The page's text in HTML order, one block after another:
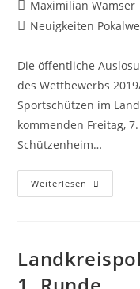
Beitrags-
Autor:
Maximilian Wamser
Beitrags-
Neuigkeiten
Die öffentliche
des Wettbewerbs
Sportschützen im
kommenden Freitag,
Schützenheim…
Weiterlesen
Der
Des
2019/2020
Des